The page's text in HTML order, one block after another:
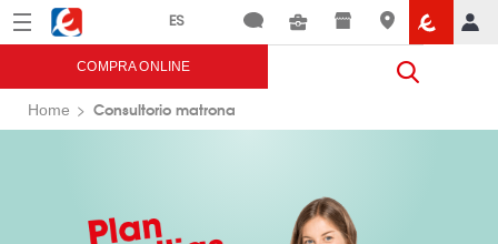
Menú Eroski
COMPRA ONLINE
Home Consultorio matrona